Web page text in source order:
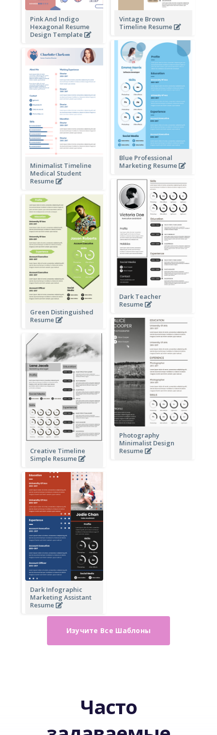
Pink And Indigo
Hexagonal Resume
Design Template
Minimalist Timeline
Medical Student
Resume
Green Distinguished
Resume
Creative Timeline
Simple Resume
Dark Infographic
Marketing Assistant
Resume
Vintage Brown
Timeline Resume
Blue Professional
Marketing Resume
Dark Teacher
Resume
Photography
Minimalist Design
Resume
Изучите Все Шаблоны
Часто